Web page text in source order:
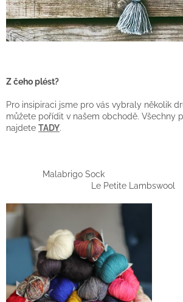
Z čeho plést?
Pro insipiraci jsme pro vás vybraly několik
můžete pořídit v našem obchodě. Všechny
najdete TADY.
Malabrigo Sock
Le Petite Lambswool